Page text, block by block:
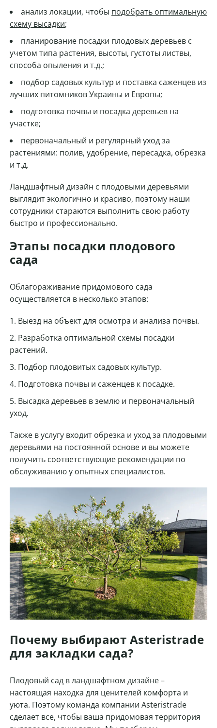
анализ локации, чтобы подобрать оптимальную
схему высадки;
планирование посадки плодовых деревьев с
учетом типа растения, высоты, густоты листвы,
способа опыления и т.д.;
подбор садовых культур и поставка саженцев из
лучших питомников Украины и Европы;
подготовка почвы и посадка деревьев на
участке;
первоначальный и регулярный уход за
растениями: полив, удобрение, пересадка, обрезка
и т.д.
Ландшафтный дизайн с плодовыми деревьями
выглядит экологично и красиво, поэтому наши
сотрудники стараются выполнить свою работу
быстро и профессионально.
Этапы посадки плодового
сада
Облагораживание придомового сада
осуществляется в несколько этапов:
Выезд на объект для осмотра и анализа почвы.
Разработка оптимальной схемы посадки
растений.
Подбор плодовитых садовых культур.
Подготовка почвы и саженцев к посадке.
Высадка деревьев в землю и первоначальный
уход.
Также в услугу входит обрезка и уход за плодовыми
деревьями на постоянной основе и вы можете
получить соответствующие рекомендации по
обслуживанию у опытных специалистов.
Почему выбирают Asteristrade
для закладки сада?
Плодовый сад в ландшафтном дизайне –
настоящая находка для ценителей комфорта и
уюта. Поэтому команда компании Asteristrade
сделает все, чтобы ваша придомовая территория